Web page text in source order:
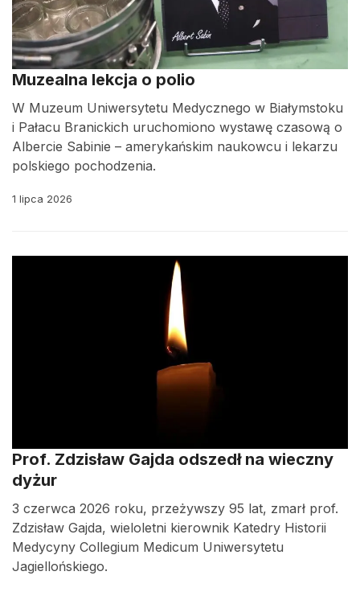
Muzealna lekcja o polio
W Muzeum Uniwersytetu Medycznego w Białymstoku
i Pałacu Branickich uruchomiono wystawę czasową o
Albercie Sabinie – amerykańskim naukowcu i lekarzu
polskiego pochodzenia.
1 lipca 2026
Prof. Zdzisław Gajda odszedł na wieczny
dyżur
3 czerwca 2026 roku, przeżywszy 95 lat, zmarł prof.
Zdzisław Gajda, wieloletni kierownik Katedry Historii
Medycyny Collegium Medicum Uniwersytetu
Jagiellońskiego.